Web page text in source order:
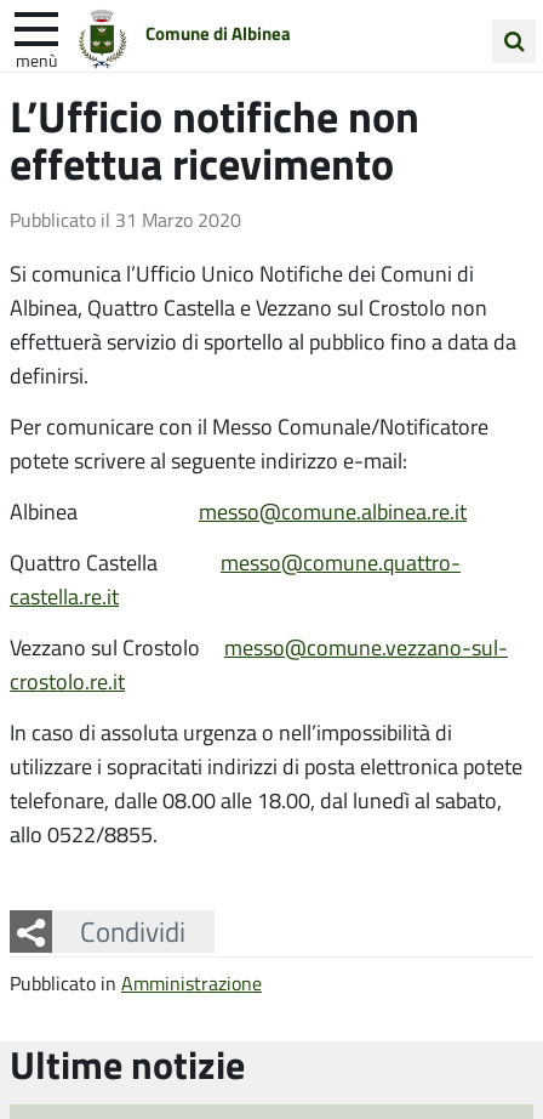
Comune di Albinea
menù
nel
sito
Entra in Comune
Unione Colline Matildiche
L’Ufficio notifiche non
effettua ricevimento
Pubblicato il 31 Marzo 2020
Si comunica l’Ufficio Unico Notifiche dei Comuni di
Albinea, Quattro Castella e Vezzano sul Crostolo non
effettuerà servizio di sportello al pubblico fino a data da
definirsi.
Per comunicare con il Messo Comunale/Notificatore
potete scrivere al seguente indirizzo e-mail:
Albinea messo@comune.albinea.re.it
Quattro Castella messo@comune.quattro-
castella.re.it
Vezzano sul Crostolo messo@comune.vezzano-sul-
crostolo.re.it
In caso di assoluta urgenza o nell’impossibilità di
utilizzare i sopracitati indirizzi di posta elettronica potete
telefonare, dalle 08.00 alle 18.00, dal lunedì al sabato,
allo 0522/8855.
Condividi
Facebook
Twitter
Whatsapp
Pubblicato in Amministrazione
Ultime notizie